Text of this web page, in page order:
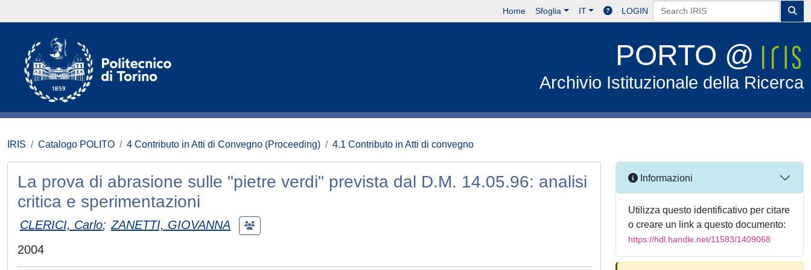
Home Sfoglia IT LOGIN
PORTO @
Archivio Istituzionale della Ricerca
IRIS Catalogo POLITO 4 Contributo in Atti di Convegno (Proceeding) 4.1 Contributo in Atti di convegno
La prova di abrasione sulle "pietre verdi" prevista dal D.M. 14.05.96: analisi
critica e sperimentazioni
CLERICI, Carlo; ZANETTI, GIOVANNA
2004
Informazioni
Utilizza questo identificativo per citare
o creare un link a questo documento:
https://hdl.handle.net/11583/1409068